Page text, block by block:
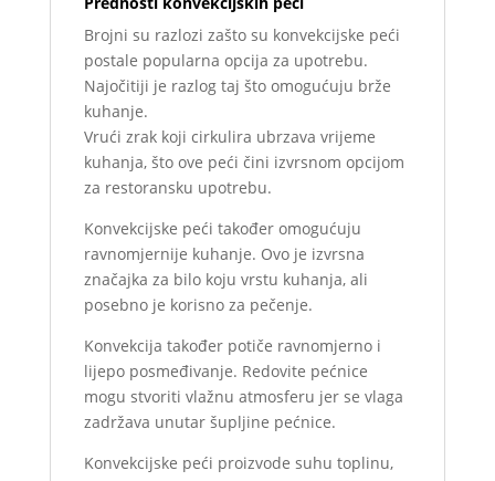
Brojni su razlozi zašto su konvekcijske peći
postale popularna opcija za upotrebu.
Najočitiji je razlog taj što omogućuju brže
kuhanje.
Vrući zrak koji cirkulira ubrzava vrijeme
kuhanja, što ove peći čini izvrsnom opcijom
za restoransku upotrebu.
Konvekcijske peći također omogućuju
ravnomjernije kuhanje. Ovo je izvrsna
značajka za bilo koju vrstu kuhanja, ali
posebno je korisno za pečenje.
Konvekcija također potiče ravnomjerno i
lijepo posmeđivanje. Redovite pećnice
mogu stvoriti vlažnu atmosferu jer se vlaga
zadržava unutar šupljine pećnice.
Konvekcijske peći proizvode suhu toplinu,